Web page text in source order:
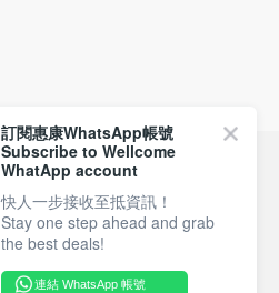
付款方式
關注我們
訂閱惠康WhatsApp帳號
Subscribe to Wellcome
WhatApp account
快人一步接收至抵資訊！
Stay one step ahead and grab
the best deals!
連結 WhatsApp 帳號